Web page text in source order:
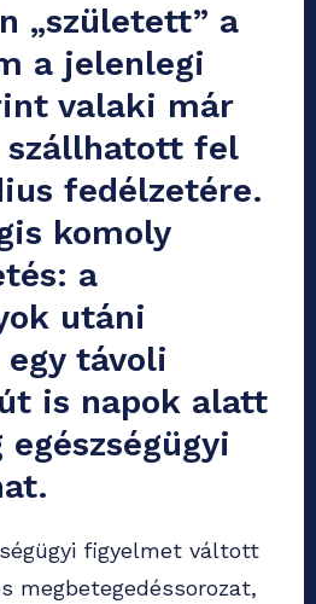
„született” a
a jelenlegi
valaki már
fel
fedélzetére.
komoly
a
utáni
egy távoli
is napok alatt
figyelmet váltott
megbetegedéssorozat,